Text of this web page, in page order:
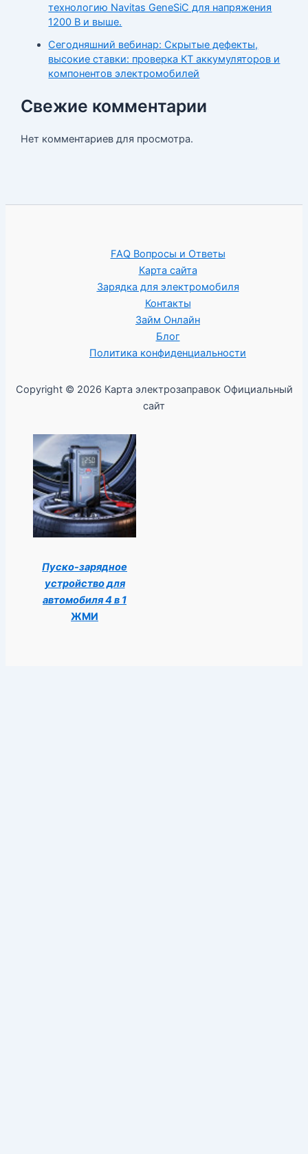
технологию Navitas GeneSiC для напряжения
1200 В и выше.
Сегодняшний вебинар: Скрытые дефекты,
высокие ставки: проверка КТ аккумуляторов и
компонентов электромобилей
Свежие комментарии
Нет комментариев для просмотра.
FAQ Вопросы и Ответы
Карта сайта
Зарядка для электромобиля
Контакты
Займ Онлайн
Блог
Политика конфиденциальности
Copyright © 2026 Карта электрозаправок Официальный
сайт
Пуско-зарядное
устройство для
автомобиля 4 в 1
ЖМИ